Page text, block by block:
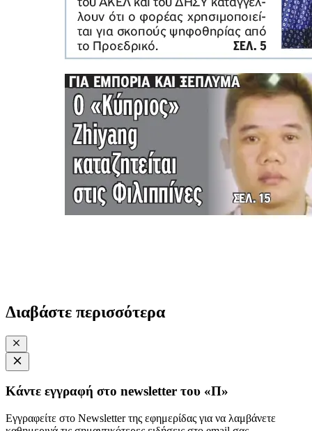
Διαβάστε περισσότερα
Κάντε εγγραφή στο newsletter του «Π»
Εγγραφείτε στο Newsletter της εφημερίδας για να λαμβάνετε